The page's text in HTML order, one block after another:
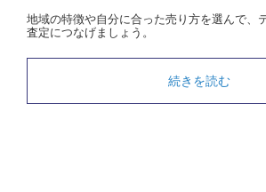
地域の特徴や自分に合った売り方を選んで、
査定につなげましょう。
続きを読む